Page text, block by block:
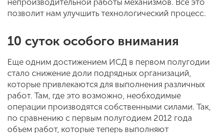
позволит нам улучшить технологический процесс.
10 суток особого внимания
Еще одним достижением ИСД в первом полугодии
стало снижение доли подрядных организаций,
которые привлекаются для выполнения различных
работ. Там, где это возможно, необходимые
операции производятся собственными силами. Так,
по сравнению с первым полугодием 2012 года
объем работ, которые теперь выполняют